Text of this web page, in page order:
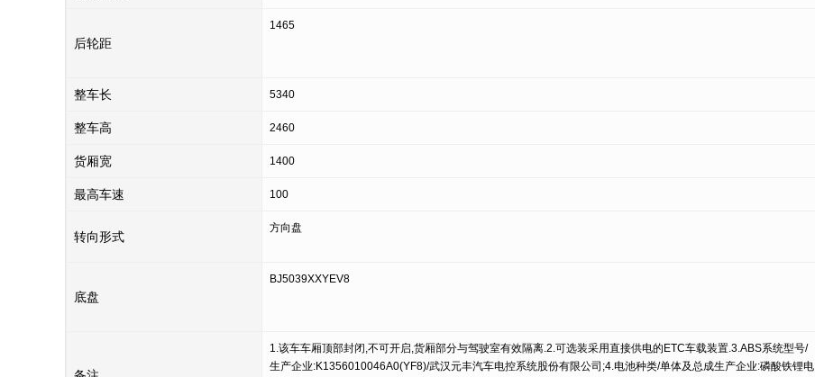
后轮距
1465
整车长 5340
整车高 2460
货厢宽 1400
最高车速 100
转向形式
方向盘
底盘
BJ5039XXYEV8
1.该车车厢顶部封闭,不可开启,货厢部分与驾驶室有效隔离.2.可选装采用直接供电的ETC车载装置.3.ABS系统型号/
生产企业:K1356010046A0(YF8)/武汉元丰汽车电控系统股份有限公司;4.电池种类/单体及总成生产企业:磷酸铁锂电